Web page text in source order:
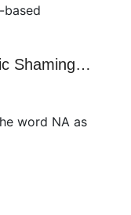
Shaming…